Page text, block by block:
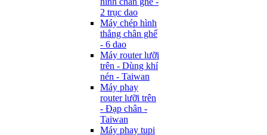
2 trục dao
Máy chép hình
thẳng chân ghế
- 6 dao
Máy router lưỡi
trên - Dùng khí
nén - Taiwan
Máy phay
router lưỡi trên
- Đạp chân -
Taiwan
Máy phay tupi